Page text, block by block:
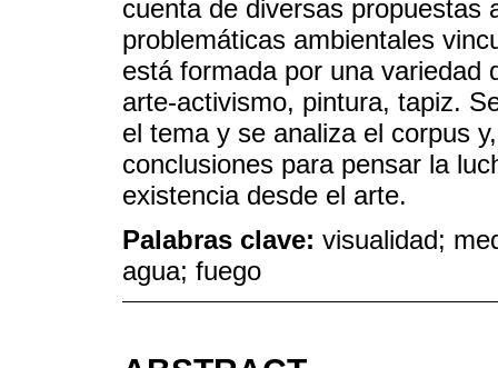
cuenta de diversas propuestas
problemáticas ambientales
está formada por una variedad
arte-activismo, pintura, tapiz.
el tema y se analiza el corpus
conclusiones para pensar la
existencia desde el arte.
Palabras clave: visualidad;
agua; fuego